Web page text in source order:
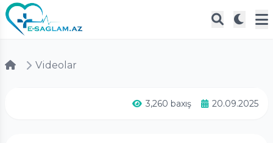
Videolar
3,260 baxış 20.09.2025